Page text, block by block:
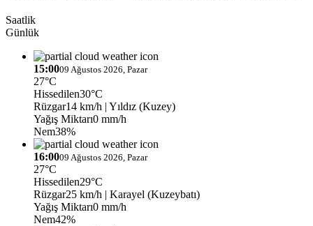
Saatlik
Günlük
15:0009 Ağustos 2026, Pazar
27°C
Hissedilen30°C
Rüzgar14 km/h | Yıldız (Kuzey)
Yağış Miktarı0 mm/h
Nem38%
16:0009 Ağustos 2026, Pazar
27°C
Hissedilen29°C
Rüzgar25 km/h | Karayel (Kuzeybatı)
Yağış Miktarı0 mm/h
Nem42%